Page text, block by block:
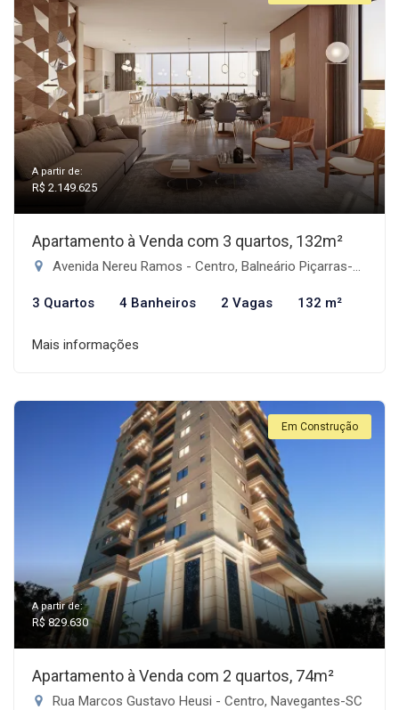
A partir de:
R$ 2.149.625
Apartamento à Venda com 3 quartos, 132m²
Avenida Nereu Ramos - Centro, Balneário Piçarras-SC
3 Quartos 4 Banheiros 2 Vagas 132 m²
Mais informações
Em Construção
A partir de:
R$ 829.630
Apartamento à Venda com 2 quartos, 74m²
Rua Marcos Gustavo Heusi - Centro, Navegantes-SC